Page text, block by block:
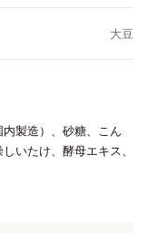
大豆
製造）、砂糖、こん
いたけ、酵母エキス、